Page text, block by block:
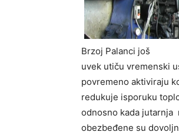
Brzoj Palanci još
uvek utiču vremenski
povremeno aktiviraju
redukuje isporuku
odnosno kada jutarnja
obezbeđene su